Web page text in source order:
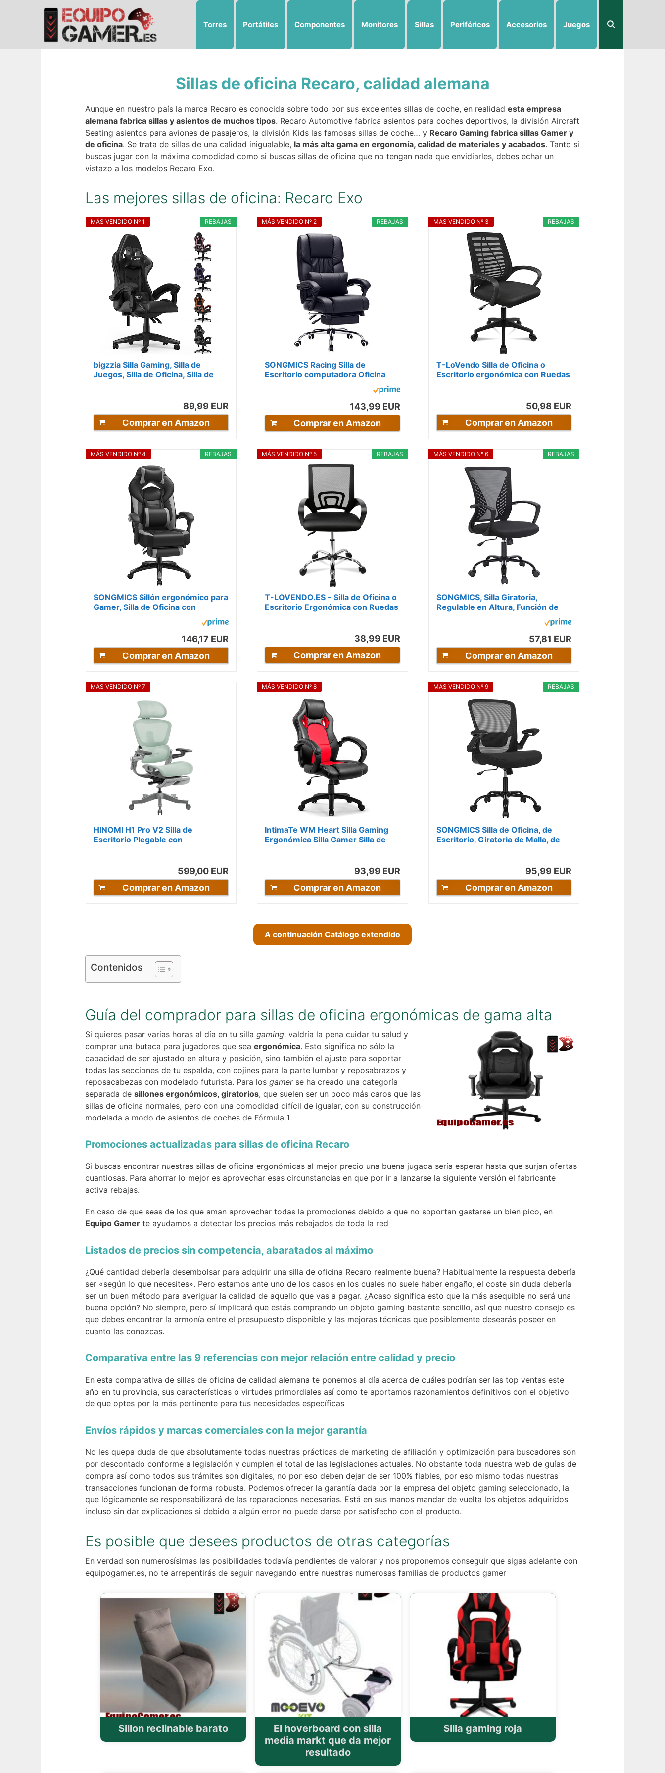
Torres Portátiles Componentes Monitores Sillas Periféricos Accesorios Juegos
Sillas de oficina Recaro, calidad alemana
Aunque en nuestro país la marca Recaro es conocida sobre todo por sus excelentes sillas de coche, en realidad esta empresa
alemana fabrica sillas y asientos de muchos tipos. Recaro Automotive fabrica asientos para coches deportivos, la división Aircraft
Seating asientos para aviones de pasajeros, la división Kids las famosas sillas de coche… y Recaro Gaming fabrica sillas Gamer y
de oficina. Se trata de sillas de una calidad inigualable, la más alta gama en ergonomía, calidad de materiales y acabados. Tanto si
buscas jugar con la máxima comodidad como si buscas sillas de oficina que no tengan nada que envidiarles, debes echar un
vistazo a los modelos Recaro Exo.
Las mejores sillas de oficina: Recaro Exo
REBAJAS
MÁS VENDIDO Nº 1
bigzzia Silla Gaming, Silla de
Juegos, Silla de Oficina, Silla de
89,99 EUR
Comprar en Amazon
REBAJAS
MÁS VENDIDO Nº 2
SONGMICS Racing Silla de
Escritorio computadora Oficina
143,99 EUR
Comprar en Amazon
REBAJAS
MÁS VENDIDO Nº 3
T-LoVendo Silla de Oficina o
Escritorio ergonómica con Ruedas
50,98 EUR
Comprar en Amazon
REBAJAS
MÁS VENDIDO Nº 4
SONGMICS Sillón ergonómico para
Gamer, Silla de Oficina con
146,17 EUR
Comprar en Amazon
REBAJAS
MÁS VENDIDO Nº 5
T-LOVENDO.ES - Silla de Oficina o
Escritorio Ergonómica con Ruedas
38,99 EUR
Comprar en Amazon
REBAJAS
MÁS VENDIDO Nº 6
SONGMICS, Silla Giratoria,
Regulable en Altura, Función de
57,81 EUR
Comprar en Amazon
MÁS VENDIDO Nº 7
HINOMI H1 Pro V2 Silla de
Escritorio Plegable con
599,00 EUR
Comprar en Amazon
MÁS VENDIDO Nº 8
IntimaTe WM Heart Silla Gaming
Ergonómica Silla Gamer Silla de
93,99 EUR
Comprar en Amazon
REBAJAS
MÁS VENDIDO Nº 9
SONGMICS Silla de Oficina, de
Escritorio, Giratoria de Malla, de
95,99 EUR
Comprar en Amazon
A continuación Catálogo extendido
Contenidos
Guía del comprador para sillas de oficina ergonómicas de gama alta
Si quieres pasar varias horas al día en tu silla gaming, valdría la pena cuidar tu salud y
comprar una butaca para jugadores que sea ergonómica. Esto significa no sólo la
capacidad de ser ajustado en altura y posición, sino también el ajuste para soportar
todas las secciones de tu espalda, con cojines para la parte lumbar y reposabrazos y
reposacabezas con modelado futurista. Para los gamerse ha creado una categoría
separada de sillones ergonómicos, giratorios, que suelen ser un poco más caros que las
sillas de oficina normales, pero con una comodidad difícil de igualar, con su construcción
modelada a modo de asientos de coches de Fórmula 1.
Promociones actualizadas para sillas de oficina Recaro
Si buscas encontrar nuestras sillas de oficina ergonómicas al mejor precio una buena jugada sería esperar hasta que surjan ofertas
cuantiosas. Para ahorrar lo mejor es aprovechar esas circunstancias en que por ir a lanzarse la siguiente versión el fabricante
activa rebajas.
En caso de que seas de los que aman aprovechar todas la promociones debido a que no soportan gastarse un bien pico, en
Equipo Gamer te ayudamos a detectar los precios más rebajados de toda la red
Listados de precios sin competencia, abaratados al máximo
¿Qué cantidad debería desembolsar para adquirir una silla de oficina Recaro realmente buena? Habitualmente la respuesta debería
ser «según lo que necesites». Pero estamos ante uno de los casos en los cuales no suele haber engaño, el coste sin duda debería
ser un buen método para averiguar la calidad de aquello que vas a pagar. ¿Acaso significa esto que la más asequible no será una
buena opción? No siempre, pero sí implicará que estás comprando un objeto gaming bastante sencillo, así que nuestro consejo es
que debes encontrar la armonía entre el presupuesto disponible y las mejoras técnicas que posiblemente desearás poseer en
cuanto las conozcas.
Comparativa entre las 9 referencias con mejor relación entre calidad y precio
En esta comparativa de sillas de oficina de calidad alemana te ponemos al día acerca de cuáles podrían ser las top ventas este
año en tu provincia, sus características o virtudes primordiales así como te aportamos razonamientos definitivos con el objetivo
de que optes por la más pertinente para tus necesidades específicas
Envíos rápidos y marcas comerciales con la mejor garantía
No les quepa duda de que absolutamente todas nuestras prácticas de marketing de afiliación y optimización para buscadores son
por descontado conforme a legislación y cumplen el total de las legislaciones actuales. No obstante toda nuestra web de guías de
compra así como todos sus trámites son digitales, no por eso deben dejar de ser 100% fiables, por eso mismo todas nuestras
transacciones funcionan de forma robusta. Podemos ofrecer la garantía dada por la empresa del objeto gaming seleccionado, la
que lógicamente se responsabilizará de las reparaciones necesarias. Está en sus manos mandar de vuelta los objetos adquiridos
incluso sin dar explicaciones si debido a algún error no puede darse por satisfecho con el producto.
Es posible que desees productos de otras categorías
En verdad son numerosísimas las posibilidades todavía pendientes de valorar y nos proponemos conseguir que sigas adelante con
equipogamer.es, no te arrepentirás de seguir navegando entre nuestras numerosas familias de productos gamer
Sillon reclinable barato
El hoverboard con silla
media markt que da mejor
resultado
Silla gaming roja